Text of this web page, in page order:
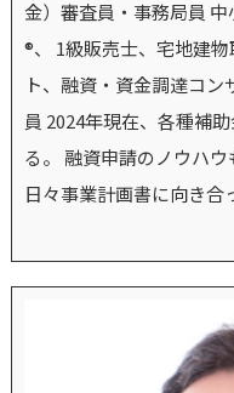
金）審査員・事務局員
®、 1級販売士、宅地建
ト、融資・資金調達コ
員 2024年現在、各種補
る。 融資申請のノウハ
日々事業計画書に向き合